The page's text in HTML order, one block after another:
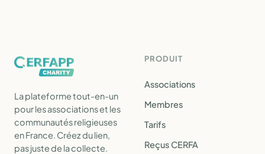
La plateforme tout-en-un
pour les associations et les
communautés religieuses
en France. Créez du lien,
pas juste de la collecte.
PRODUIT
Associations
Membres
Tarifs
Reçus CERFA